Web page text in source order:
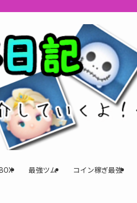
ンゴのおすすめツム・キャラ評価も丁寧
最強ツム コイン稼ぎ最強